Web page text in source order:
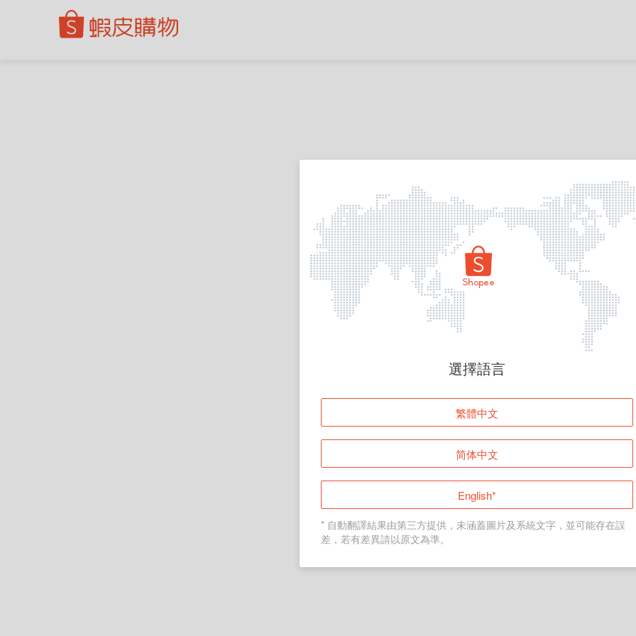
頁面無法顯示
登入
返回首頁
選擇語言
繁體中文
简体中文
English*
* 自動翻譯結果由第三方提供，未涵蓋圖片及系統文字，並可能存在誤
差，若有差異請以原文為準。